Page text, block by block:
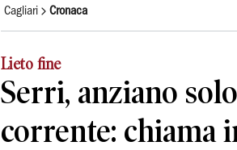
Cagliari Cronaca
Lieto fine
Serri, anziano
corrente: chiama